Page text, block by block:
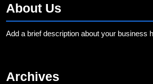
About Us
Add a brief description about your business
Archives